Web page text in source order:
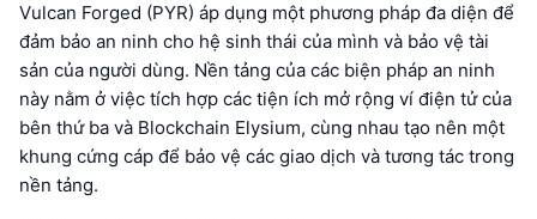
Vulcan Forged (PYR) áp dụng một phương pháp đa diện để
đảm bảo an ninh cho hệ sinh thái của mình và bảo vệ tài
sản của người dùng. Nền tảng của các biện pháp an ninh
này nằm ở việc tích hợp các tiện ích mở rộng ví điện tử của
bên thứ ba và Blockchain Elysium, cùng nhau tạo nên một
khung cứng cáp để bảo vệ các giao dịch và tương tác trong
nền tảng.